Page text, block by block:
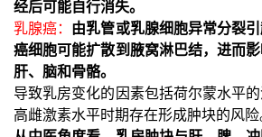
经后可能自行消失。
乳腺癌： 由乳管或乳腺细胞异常分裂引
癌细胞可能扩散到腋窝淋巴结，进而影
肝、脑和骨骼。
导致乳房变化的因素包括荷尔蒙水平
高雌激素水平时期存在形成肿块的风险